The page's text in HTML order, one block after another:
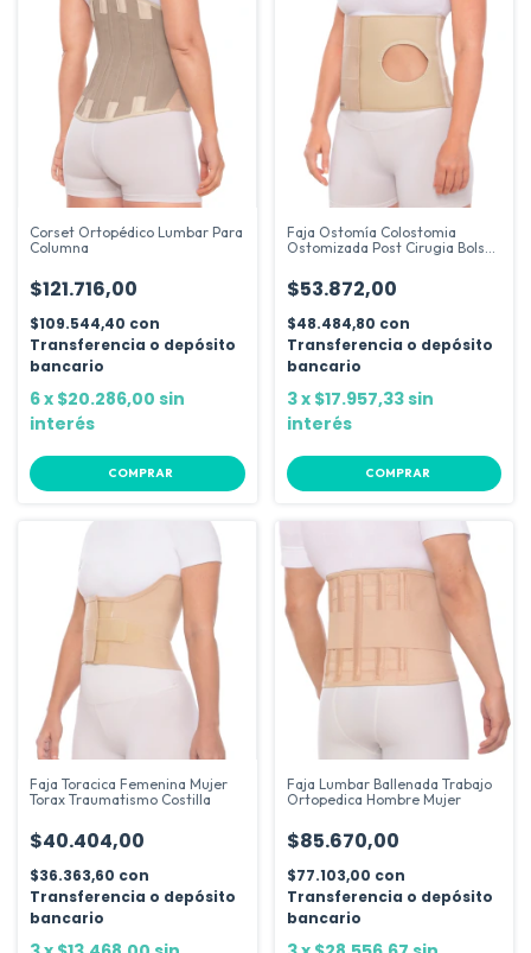
Corset Ortopédico Lumbar Para
Columna
$121.716,00
$109.544,40 con
Transferencia o depósito
bancario
6x $20.286,00 sin
interés
COMPRAR
Faja Ostomía Colostomia
Ostomizada Post Cirugia Bolsa
$53.872,00
$48.484,80 con
Transferencia o depósito
bancario
3x $17.957,33sin
interés
COMPRAR
Faja Toracica Femenina Mujer
Torax Traumatismo Costilla
$40.404,00
$36.363,60 con
Transferencia o depósito
bancario
Faja Lumbar Ballenada Trabajo
Ortopedica Hombre Mujer
$85.670,00
$77.103,00 con
Transferencia o depósito
bancario